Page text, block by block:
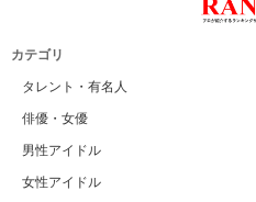
カテゴリ
タレント・有名人
俳優・女優
男性アイドル
女性アイドル